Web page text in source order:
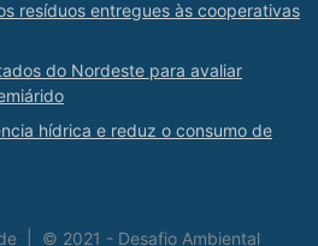
resíduos entregues às cooperativas
do Nordeste para avaliar
hídrica e reduz o consumo de
© 2021 - Desafio Ambiental